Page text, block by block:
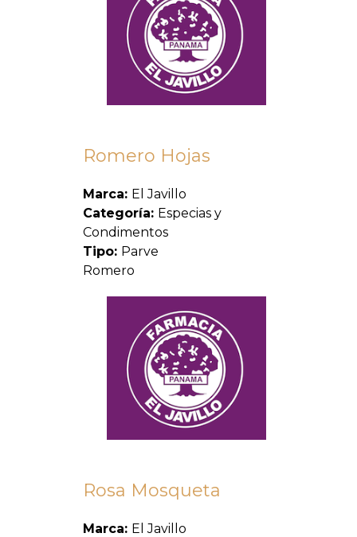
Romero Hojas
Marca: El Javillo
Categoría: Especias y
Condimentos
Tipo: Parve
Romero
Rosa Mosqueta
Marca: El Javillo